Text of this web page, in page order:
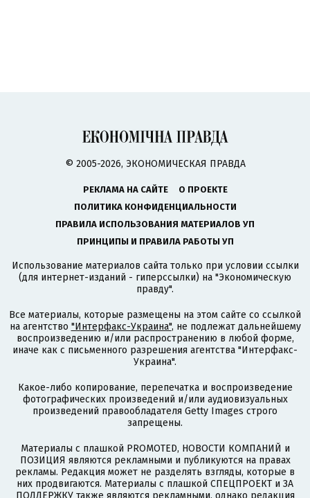
© 2005-2026, ЭКОНОМИЧЕСКАЯ ПРАВДА
РЕКЛАМА НА САЙТЕ
О ПРОЕКТЕ
ПОЛИТИКА КОНФИДЕНЦИАЛЬНОСТИ
ПРАВИЛА ИСПОЛЬЗОВАНИЯ МАТЕРИАЛОВ УП
ПРИНЦИПЫ И ПРАВИЛА РАБОТЫ УП
Использование материалов сайта только при условии ссылки
(для интернет-изданий - гиперссылки) на "Экономическую
правду".
Все материалы, которые размещены на этом сайте со ссылкой
на агентство "Интерфакс-Украина", не подлежат дальнейшему
воспроизведению и/или распространению в любой форме,
иначе как с письменного разрешения агентства "Интерфакс-
Украина".
Какое-либо копирование, перепечатка и воспроизведение
фотографических произведений и/или аудиовизуальных
произведений правообладателя Getty Images строго
запрещены.
Материалы с плашкой PROMOTED, НОВОСТИ КОМПАНИЙ и
ПОЗИЦИЯ являются рекламными и публикуются на правах
рекламы. Редакция может не разделять взгляды, которые в
них продвигаются. Материалы с плашкой СПЕЦПРОЕКТ и ЗА
ПОДДЕРЖКУ также являются рекламными, однако редакция